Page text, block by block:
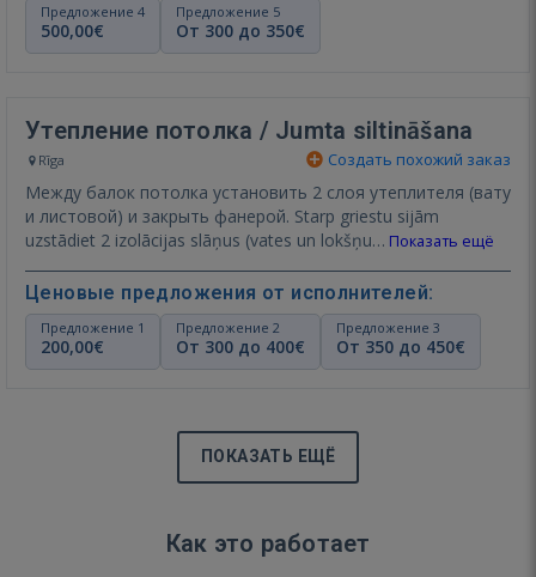
Предложение 4
500,00€
Предложение 5
От 300 до 350€
Утепление потолка / Jumta siltināšana
Rīga Создать похожий заказ
Между балок потолка установить 2 слоя утеплителя (вату
и листовой) и закрыть фанерой. Starp griestu sijām
uzstādiet 2 izolācijas slāņus (vates un lokšņu… Показать ещё
Ценовые предложения от исполнителей:
Предложение 1
200,00€
Предложение 2
От 300 до 400€
Предложение 3
От 350 до 450€
ПОКАЗАТЬ ЕЩЁ
Как это работает